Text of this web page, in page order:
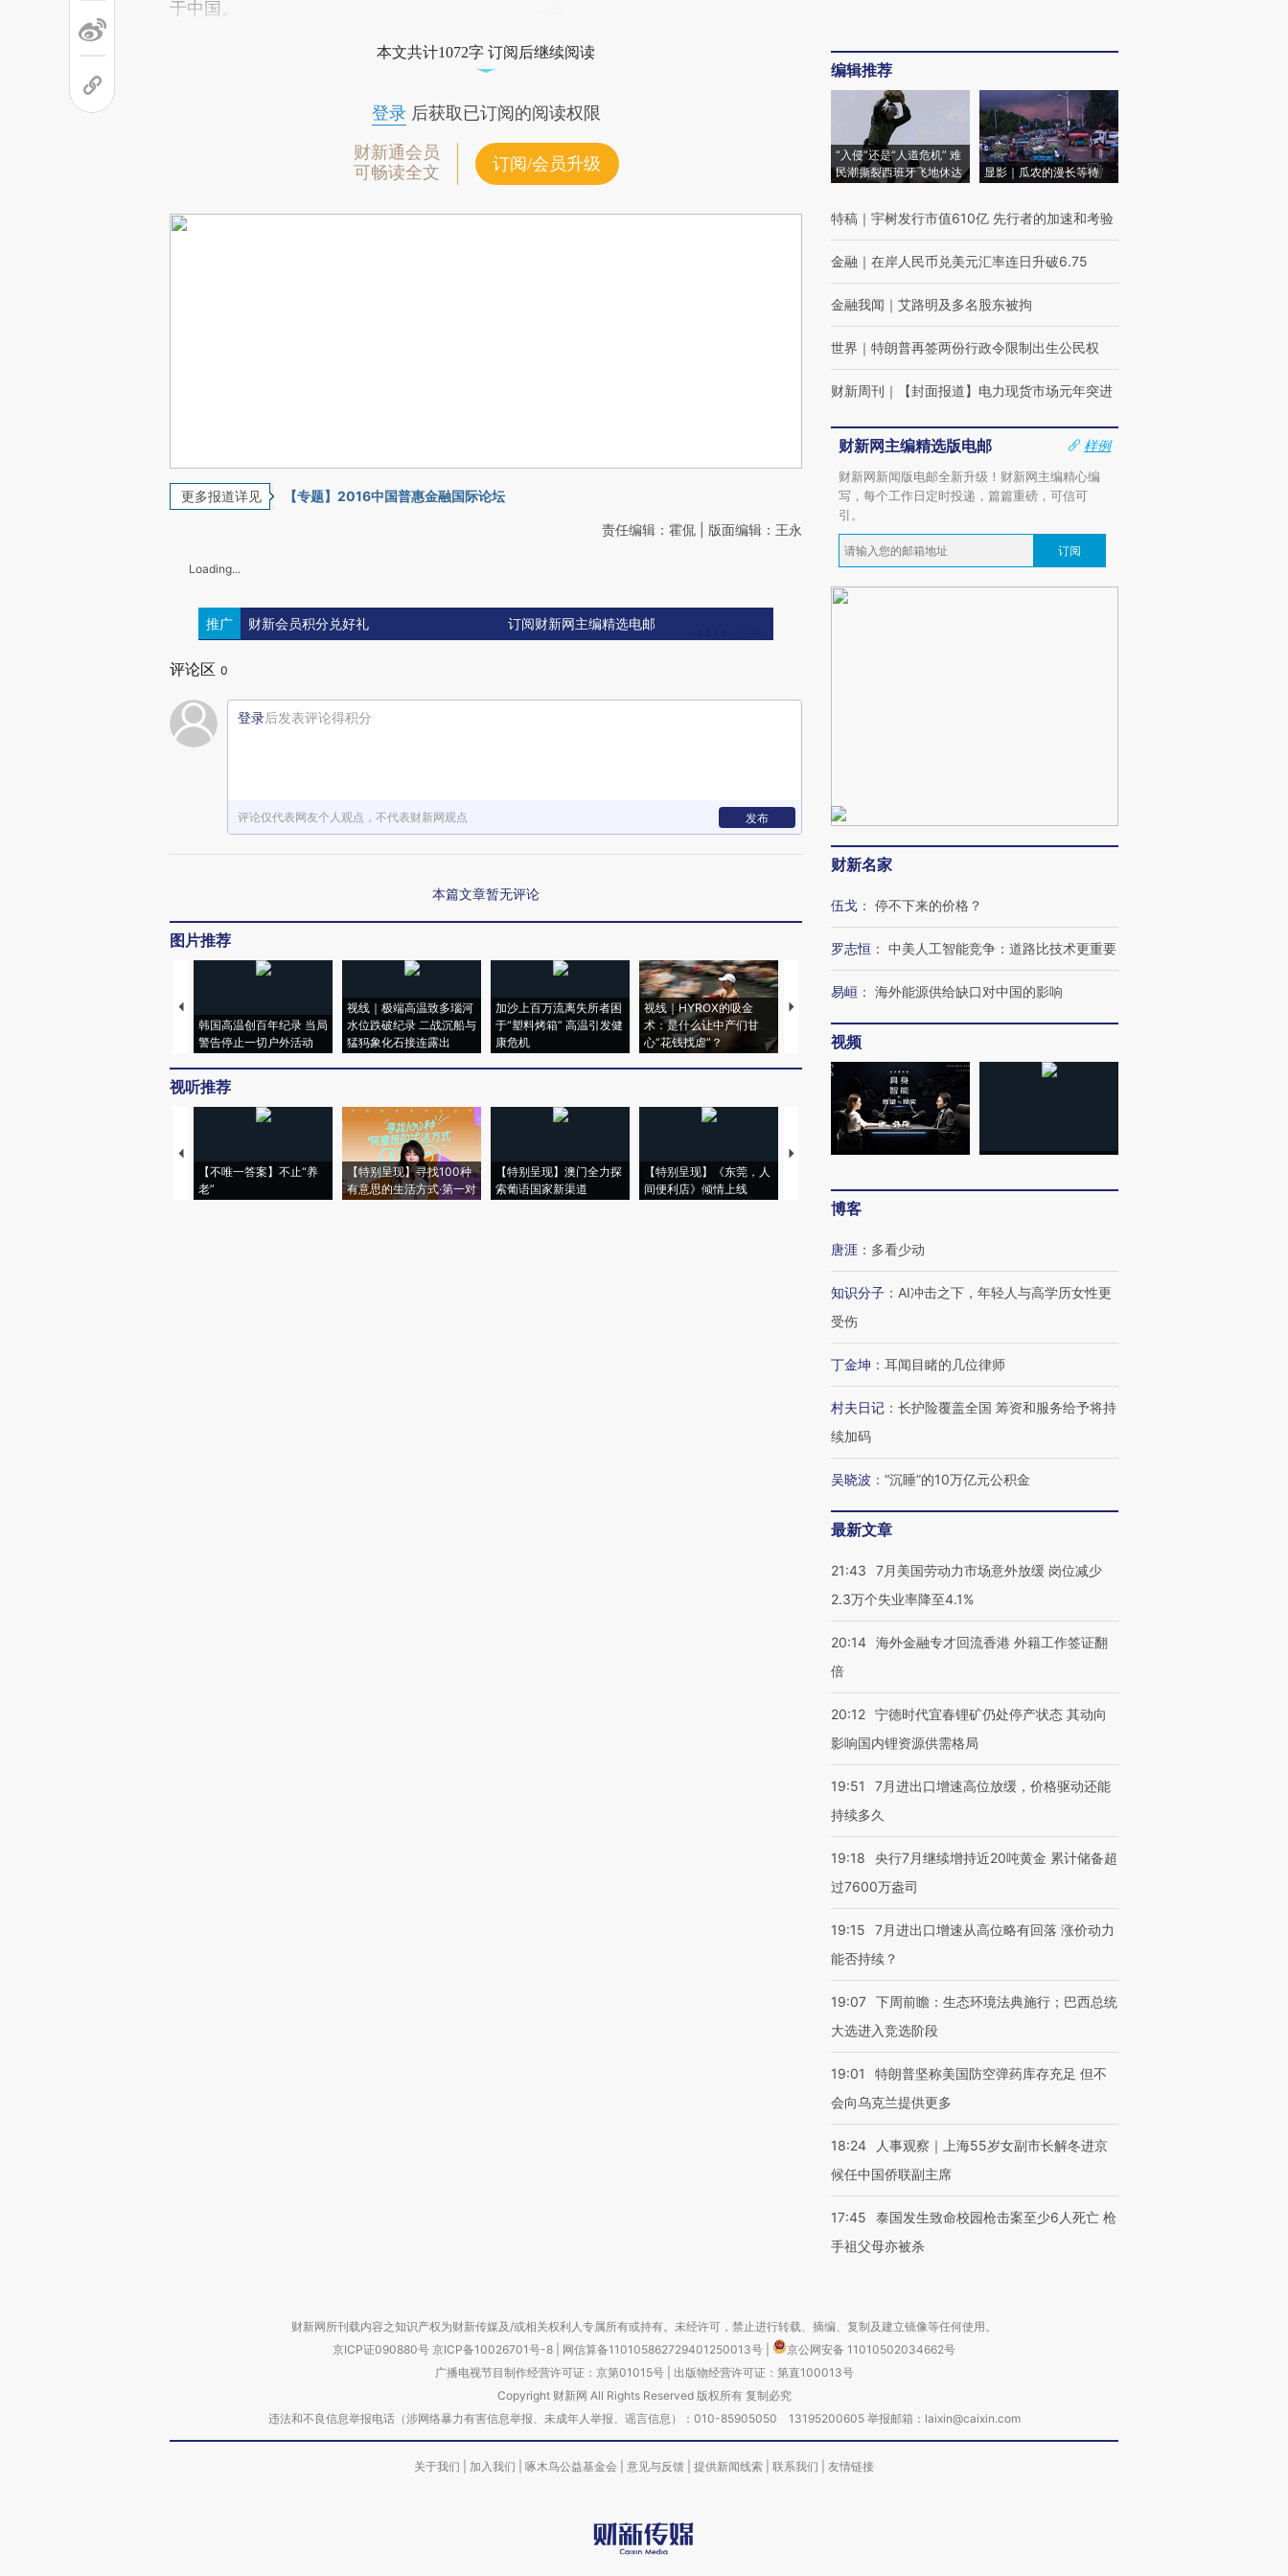
于中国。
本文共计1072字 订阅后继续阅读
登录后获取已订阅的阅读权限
财新通会员
可畅读全文
订阅/会员升级
更多报道详见 【专题】2016中国普惠金融国际论坛
责任编辑：霍侃 | 版面编辑：王永
Loading...
推广 财新会员积分兑好礼 订阅财新网主编精选电邮
评论区 0
登录后发表评论得积分
评论仅代表网友个人观点，不代表财新网观点 发布
本篇文章暂无评论
图片推荐
韩国高温创百年纪录 当局
警告停止一切户外活动
视线｜极端高温致多瑙河
水位跌破纪录 二战沉船与
猛犸象化石接连露出
加沙上百万流离失所者困
于“塑料烤箱” 高温引发健
康危机
视线｜HYROX的吸金
术：是什么让中产们甘
心“花钱找虐”？
马航飞行员跨国走私7万
粒摇头丸 尿检体内含3种
度Z世代 用街头抗争将教
机”？难民潮撕裂西班牙
视听推荐
【不唯一答案】不止“养
老”
【特别呈现】寻找100种
有意思的生活方式·第一对
【特别呈现】澳门全力探
索葡语国家新渠道
【特别呈现】《东莞，人
间便利店》倾情上线
【推广】走进第四届链博
有意思的生活方式·第三对
【商旅对话】华住集团
住三大增长引擎是什么？
编辑推荐
“入侵”还是“人道危机” 难
民潮撕裂西班牙飞地休达
显影｜瓜农的漫长等待
特稿 ｜ 宇树发行市值610亿 先行者的加速和考验
金融 ｜ 在岸人民币兑美元汇率连日升破6.75
金融我闻 ｜ 艾路明及多名股东被拘
世界 ｜ 特朗普再签两份行政令限制出生公民权
财新周刊 ｜ 【封面报道】电力现货市场元年突进
财新网主编精选版电邮
样例
财新网新闻版电邮全新升级！财新网主编精心编
写，每个工作日定时投递，篇篇重磅，可信可
引。
订阅
财新名家
伍戈 ： 停不下来的价格？
罗志恒 ： 中美人工智能竞争：道路比技术更重要
易峘 ： 海外能源供给缺口对中国的影响
视频
博客
唐涯 ： 多看少动
知识分子 ： AI冲击之下，年轻人与高学历女性更
受伤
丁金坤 ： 耳闻目睹的几位律师
村夫日记 ： 长护险覆盖全国 筹资和服务给予将持
续加码
吴晓波 ： “沉睡”的10万亿元公积金
最新文章
21:43
7月美国劳动力市场意外放缓 岗位减少
2.3万个失业率降至4.1%
20:14 海外金融专才回流香港 外籍工作签证翻
倍
20:12 宁德时代宜春锂矿仍处停产状态 其动向
影响国内锂资源供需格局
19:51
7月进出口增速高位放缓，价格驱动还能
持续多久
19:18
央行7月继续增持近20吨黄金 累计储备超
过7600万盎司
19:15
7月进出口增速从高位略有回落 涨价动力
能否持续？
19:07 下周前瞻：生态环境法典施行；巴西总统
大选进入竞选阶段
19:01
特朗普坚称美国防空弹药库存充足 但不
会向乌克兰提供更多
18:24
人事观察｜上海55岁女副市长解冬进京
候任中国侨联副主席
17:45
泰国发生致命校园枪击案至少6人死亡 枪
手祖父母亦被杀
财新网所刊载内容之知识产权为财新传媒及/或相关权利人专属所有或持有。未经许可，禁止进行转载、摘编、复制及建立镜像等任何使用。
京ICP证090880号 京ICP备10026701号-8 网信算备110105862729401250013号
京公网安备 11010502034662号
广播电视节目制作经营许可证：京第01015号| 出版物经营许可证：第直100013号
Copyright 财新网 All Rights Reserved 版权所有 复制必究
违法和不良信息举报电话（涉网络暴力有害信息举报、未成年人举报、谣言信息）：010-85905050 13195200605 举报邮箱：laixin@caixin.com
关于我们 加入我们 啄木鸟公益基金会 意见与反馈 提供新闻线索 联系我们 友情链接